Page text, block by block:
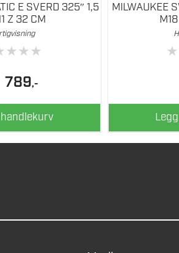
E SVERD 325″ 1,5
Z 32 CM
★★★
789,-
MILWAUKEE
★